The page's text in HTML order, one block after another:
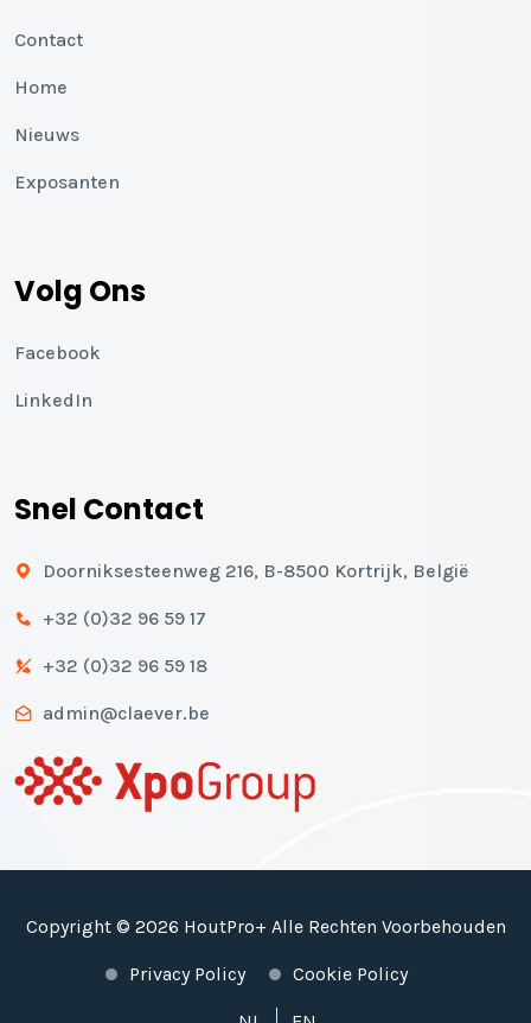
Contact
Home
Nieuws
Exposanten
Volg Ons
Facebook
LinkedIn
Snel Contact
Doorniksesteenweg 216, B-8500 Kortrijk, België
+32 (0)32 96 59 17
+32 (0)32 96 59 18
admin@claever.be
Copyright © 2026 HoutPro+ Alle Rechten Voorbehouden
Privacy Policy Cookie Policy